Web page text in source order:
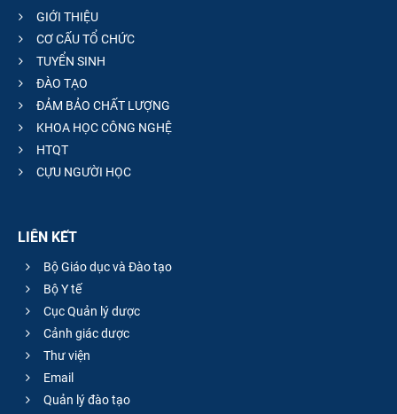
GIỚI THIỆU
CƠ CẤU TỔ CHỨC
TUYỂN SINH
ĐÀO TẠO
ĐẢM BẢO CHẤT LƯỢNG
KHOA HỌC CÔNG NGHỆ
HTQT
CỰU NGƯỜI HỌC
LIÊN KẾT
Bộ Giáo dục và Đào tạo
Bộ Y tế
Cục Quản lý dược
Cảnh giác dược
Thư viện
Email
Quản lý đào tạo